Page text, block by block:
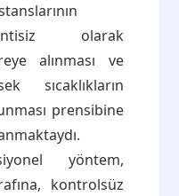
olarak
alınması ve
sıcaklıkların
prensibine
yöntem,
kontrolsüz